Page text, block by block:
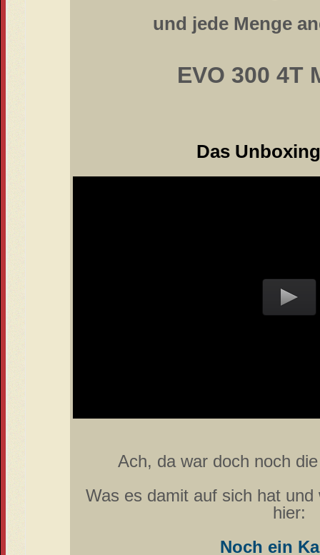
und jede Menge
EVO 300 4T
Das
Ach, da war doch noch
Was es damit auf sich hat
hier:
Noch ein